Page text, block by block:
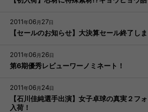
2011年06 月 27日
【セールのお知らせ】大決算セール終了しま
2011年06 月 26日
第6期優秀レビューワーノミネート！
2011年06 月 24日
【石川佳純選手出演】女子卓球の真実２フ
入荷！